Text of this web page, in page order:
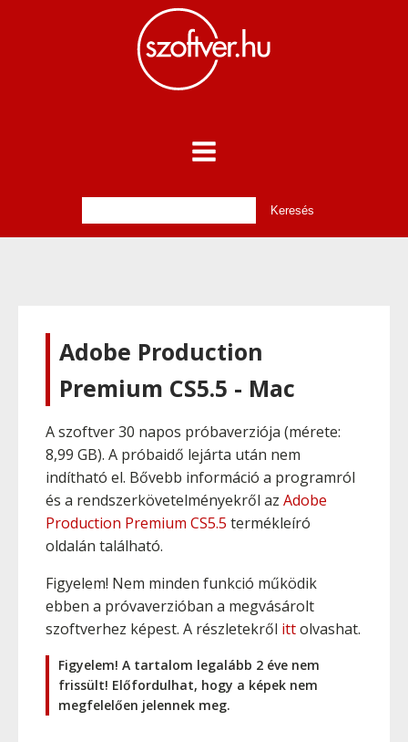
Adobe Production
Premium CS5.5 - Mac
A szoftver 30 napos próbaverziója (mérete:
8,99 GB). A próbaidő lejárta után nem
indítható el. Bővebb információ a programról
és a rendszerkövetelményekről az Adobe
Production Premium CS5.5 termékleíró
oldalán található.
Figyelem! Nem minden funkció működik
ebben a próvaverzióban a megvásárolt
szoftverhez képest. A részletekről ittolvashat.
Figyelem! A tartalom legalább 2 éve nem
frissült! Előfordulhat, hogy a képek nem
megfelelően jelennek meg.